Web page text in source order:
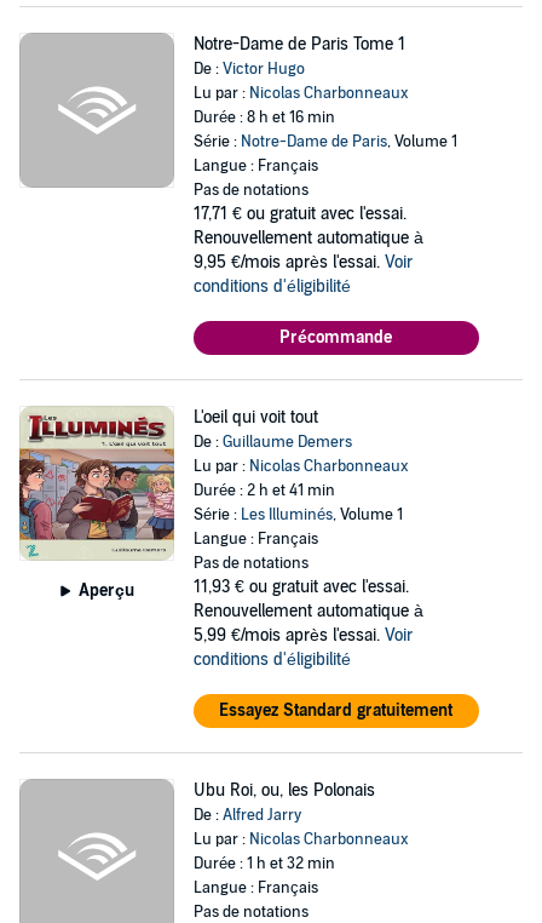
Notre-Dame de Paris Tome 1
De :Victor Hugo
Lu par : Nicolas Charbonneaux
Durée : 8 h et 16 min
Série : Notre-Dame de Paris, Volume 1
Langue : Français
Pas de notations
17,71 € ou gratuit avec l'essai.
Renouvellement automatique à
9,95 €/mois après l'essai. Voir
conditions d'éligibilité
Précommande
Aperçu
L'oeil qui voit tout
De :Guillaume Demers
Lu par : Nicolas Charbonneaux
Durée : 2 h et 41 min
Série : Les Illuminés, Volume 1
Langue : Français
Pas de notations
11,93 € ou gratuit avec l'essai.
Renouvellement automatique à
5,99 €/mois après l'essai. Voir
conditions d'éligibilité
Essayez Standard gratuitement
Ubu Roi, ou, les Polonais
De :Alfred Jarry
Lu par : Nicolas Charbonneaux
Durée : 1 h et 32 min
Langue : Français
Pas de notations